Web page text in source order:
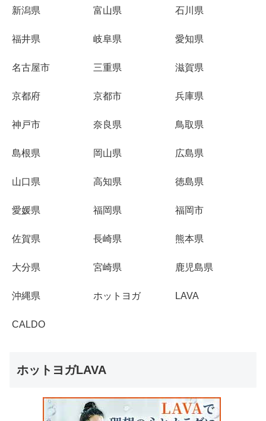
新潟県 富山県 石川県
福井県 岐阜県 愛知県
名古屋市 三重県 滋賀県
京都府 京都市 兵庫県
神戸市 奈良県 鳥取県
島根県 岡山県 広島県
山口県 高知県 徳島県
愛媛県 福岡県 福岡市
佐賀県 長崎県 熊本県
大分県 宮崎県 鹿児島県
沖縄県 ホットヨガ LAVA
CALDO
ホットヨガLAVA